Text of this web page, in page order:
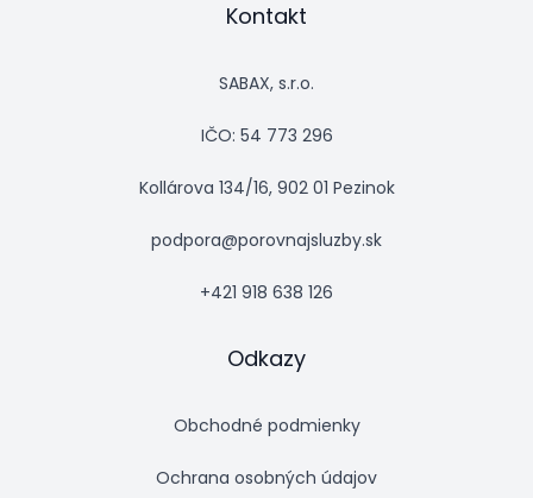
Kontakt
SABAX, s.r.o.
IČO: 54 773 296
Kollárova 134/16, 902 01 Pezinok
podpora@porovnajsluzby.sk
+421 918 638 126
Odkazy
Obchodné podmienky
Ochrana osobných údajov